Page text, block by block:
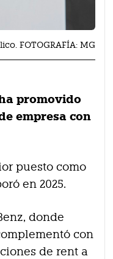
FOTOGRAFÍA: MG
promovido
empresa con
puesto como
en 2025.
donde
con
de rent a